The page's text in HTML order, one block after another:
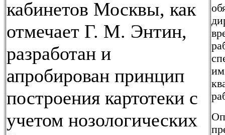
кабинетов Москвы, как
отмечает Г. М. Энтин,
разработан и
апробирован принцип
построения картотеки с
учетом нозологических
им